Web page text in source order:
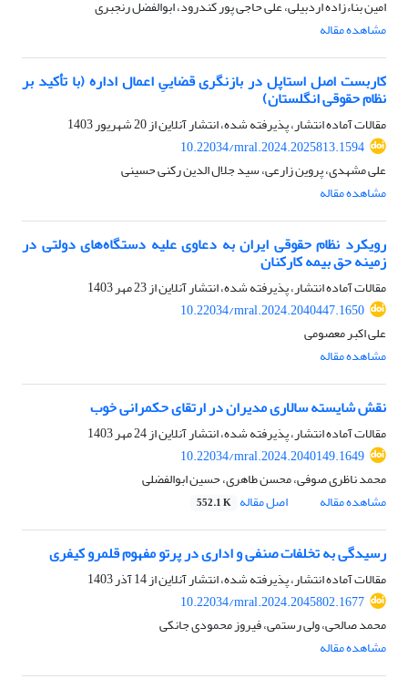
امین بناءزاده اردبیلی، علی حاجی پور کندرود، ابوالفضل رنجبری
مشاهده مقاله
کاربست اصل استاپل در بازنگری قضاییِ اعمال اداره (با تأکید بر
نظام حقوقی انگلستان)
مقالات آماده انتشار، پذیرفته شده، انتشار آنلاین از20 شهریور 1403
10.22034/mral.2024.2025813.1594
علی مشهدی، پروین زارعی، سید جلال الدین رکنی حسینی
مشاهده مقاله
رویکرد نظام حقوقی ایران به دعاوی علیه دستگاه‌های دولتی در
زمینه حق بیمه کارکنان
مقالات آماده انتشار، پذیرفته شده، انتشار آنلاین از23 مهر 1403
10.22034/mral.2024.2040447.1650
علی اکبر معصومی
مشاهده مقاله
نقش شایسته سالاری مدیران در ارتقای حکمرانی خوب
مقالات آماده انتشار، پذیرفته شده، انتشار آنلاین از24 مهر 1403
10.22034/mral.2024.2040149.1649
محمد ناظری صوفی، محسن طاهری، حسین ابوالفضلی
مشاهده مقاله
اصل مقاله 552.1 K
رسیدگی به تخلفات صنفی و اداری در پرتو مفهوم قلمرو کیفری
مقالات آماده انتشار، پذیرفته شده، انتشار آنلاین از14 آذر 1403
10.22034/mral.2024.2045802.1677
محمد صالحی، ولی رستمی، فیروز محمودی جانکی
مشاهده مقاله